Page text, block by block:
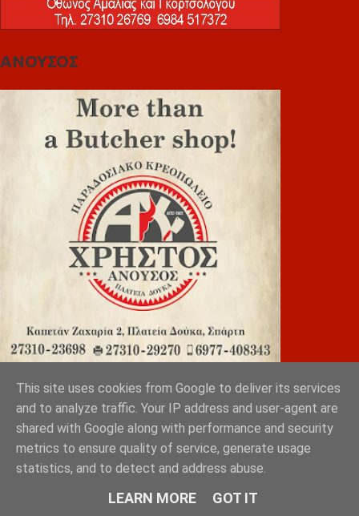
ΑΝΟΥΣΟΣ
ΓΚΟΥΜΑΣ
This site uses cookies from Google to deliver its services
and to analyze traffic. Your IP address and user-agent are
shared with Google along with performance and security
metrics to ensure quality of service, generate usage
statistics, and to detect and address abuse.
LEARN MORE GOT IT